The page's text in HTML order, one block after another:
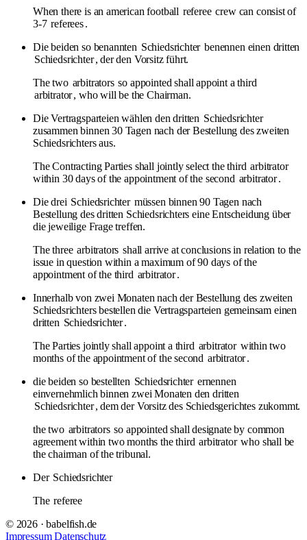
When there is an american football referee crew can consist of
3-7 referees.
Die beiden so benannten Schiedsrichter benennen einen dritten
Schiedsrichter , der den Vorsitz führt.
The two arbitrators so appointed shall appoint a third
arbitrator, who will be the Chairman.
Die Vertragsparteien wählen den dritten Schiedsrichter
zusammen binnen 30 Tagen nach der Bestellung des zweiten
Schiedsrichters aus.
The Contracting Parties shall jointly select the third arbitrator
within 30 days of the appointment of the second arbitrator.
Die drei Schiedsrichter müssen binnen 90 Tagen nach
Bestellung des dritten Schiedsrichters eine Entscheidung über
die jeweilige Frage treffen.
The three arbitrators shall arrive at conclusions in relation to the
issue in question within a maximum of 90 days of the
appointment of the third arbitrator.
Innerhalb von zwei Monaten nach der Bestellung des zweiten
Schiedsrichters bestellen die Vertragsparteien gemeinsam einen
dritten Schiedsrichter.
The Parties jointly shall appoint a third arbitrator within two
months of the appointment of the second arbitrator.
die beiden so bestellten Schiedsrichter ernennen
einvernehmlich binnen zwei Monaten den dritten
Schiedsrichter , dem der Vorsitz des Schiedsgerichtes zukommt.
the two arbitrators so appointed shall designate by common
agreement within two months the third arbitrator who shall be
the chairman of the tribunal.
Der Schiedsrichter
The referee
© 2026 · babelfish.de
Impressum Datenschutz